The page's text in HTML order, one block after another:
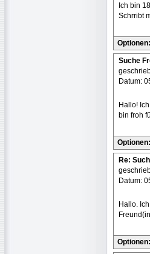
Ich bin
Schrribt
Optionen:
Suche
Datum:
Hallo!
bin froh
Optionen:
Re:
Datum:
Hallo.
Optionen: